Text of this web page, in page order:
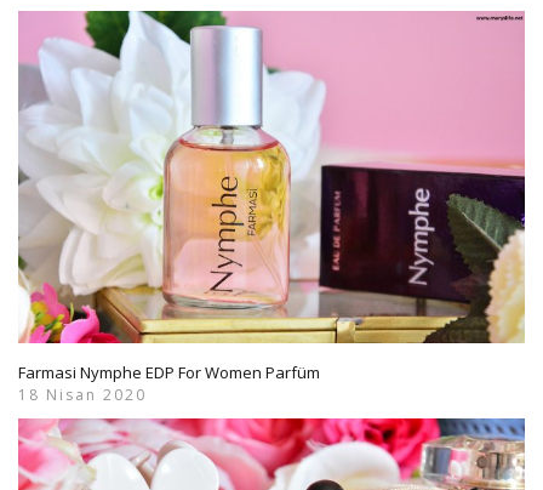
Farmasi Nymphe EDP For Women Parfüm
18 Nisan 2020